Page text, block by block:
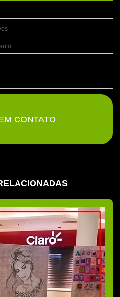
corporativos
sp
CONTATO